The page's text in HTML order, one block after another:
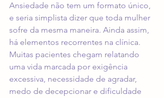
Ansiedade não tem um formato único,
e seria simplista dizer que toda mulher
sofre da mesma maneira. Ainda assim,
há elementos recorrentes na clínica.
Muitas pacientes chegam relatando
uma vida marcada por exigência
excessiva, necessidade de agradar,
medo de decepcionar e dificuldade